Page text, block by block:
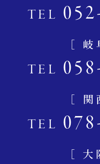
TEL
［
TEL
［
TEL
［